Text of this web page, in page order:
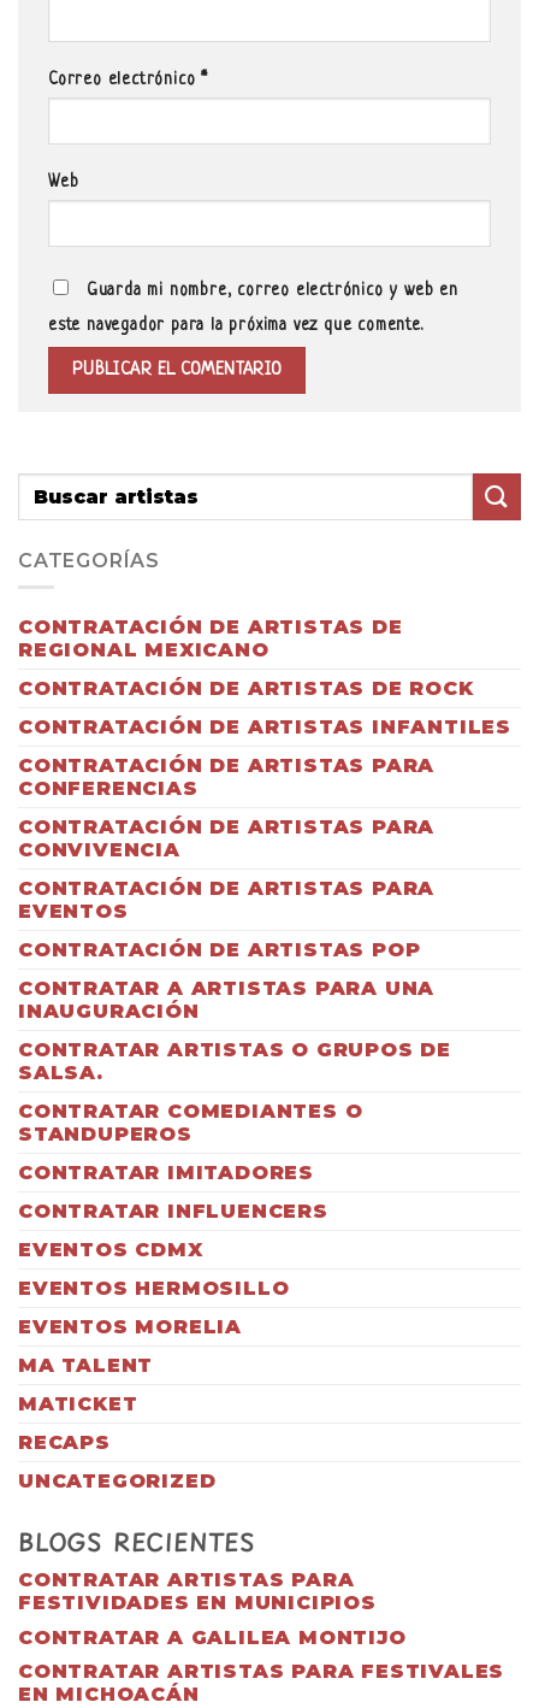
Correo electrónico*
Web
Guarda mi nombre, correo electrónico y web en
este navegador para la próxima vez que comente.
CATEGORÍAS
CONTRATACIÓN DE ARTISTAS DE
REGIONAL MEXICANO
CONTRATACIÓN DE ARTISTAS DE ROCK
CONTRATACIÓN DE ARTISTAS INFANTILES
CONTRATACIÓN DE ARTISTAS PARA
CONFERENCIAS
CONTRATACIÓN DE ARTISTAS PARA
CONVIVENCIA
CONTRATACIÓN DE ARTISTAS PARA
EVENTOS
CONTRATACIÓN DE ARTISTAS POP
CONTRATAR A ARTISTAS PARA UNA
INAUGURACIÓN
CONTRATAR ARTISTAS O GRUPOS DE
SALSA.
CONTRATAR COMEDIANTES O
STANDUPEROS
CONTRATAR IMITADORES
CONTRATAR INFLUENCERS
EVENTOS CDMX
EVENTOS HERMOSILLO
EVENTOS MORELIA
MA TALENT
MATICKET
RECAPS
UNCATEGORIZED
BLOGS RECIENTES
CONTRATAR ARTISTAS PARA
FESTIVIDADES EN MUNICIPIOS
CONTRATAR A GALILEA MONTIJO
CONTRATAR ARTISTAS PARA FESTIVALES
EN MICHOACÁN